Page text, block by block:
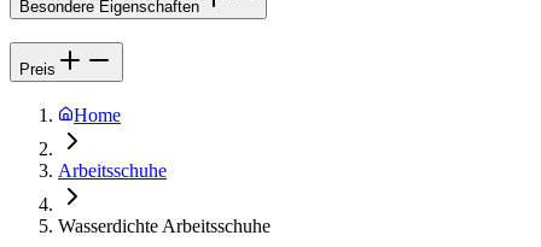
Besondere Eigenschaften
Preis
Home
Arbeitsschuhe
Wasserdichte Arbeitsschuhe